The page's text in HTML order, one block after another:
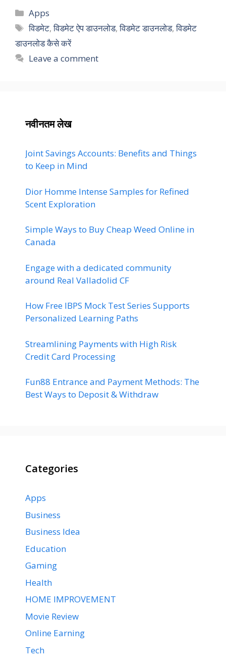
Categories
Apps
Tags
विडमेट,विडमेट ऐप डाउनलोड,विडमेट डाउनलोड,विडमेट
डाउनलोड कैसे करें
Leave a comment
नवीनतम लेख
Joint Savings Accounts: Benefits and Things
to Keep in Mind
Dior Homme Intense Samples for Refined
Scent Exploration
Simple Ways to Buy Cheap Weed Online in
Canada
Engage with a dedicated community
around Real Valladolid CF
How Free IBPS Mock Test Series Supports
Personalized Learning Paths
Streamlining Payments with High Risk
Credit Card Processing
Fun88 Entrance and Payment Methods: The
Best Ways to Deposit & Withdraw
Categories
Apps
Business
Business Idea
Education
Gaming
Health
HOME IMPROVEMENT
Movie Review
Online Earning
Tech